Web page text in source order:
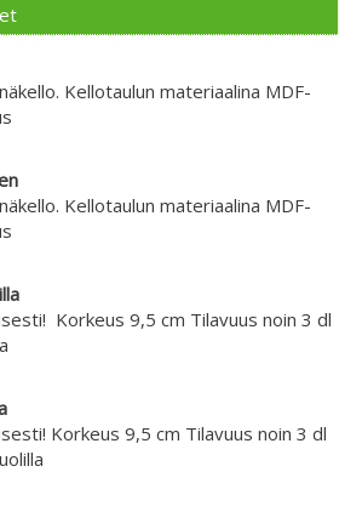
Kellotaulun materiaalina MDF-
Kellotaulun materiaalina MDF-
Korkeus 9,5 cm Tilavuus noin 3 dl
Korkeus 9,5 cm Tilavuus noin 3 dl